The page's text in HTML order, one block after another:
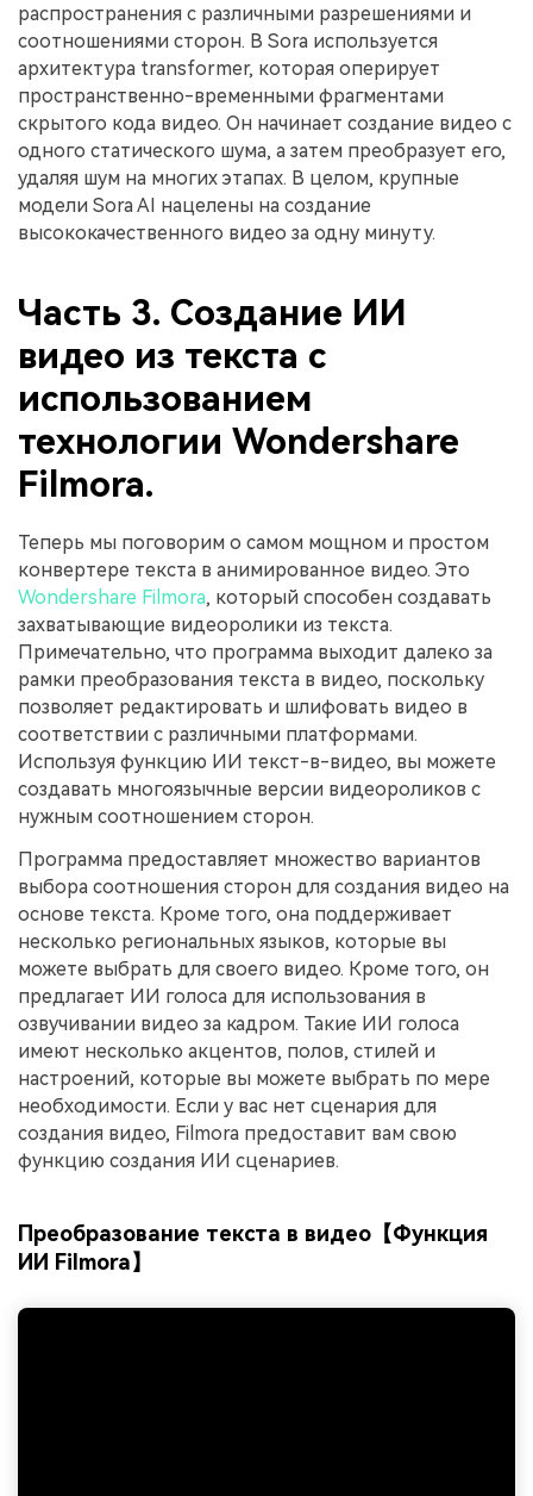
распространения с различными разрешениями и
соотношениями сторон. В Sora используется
архитектура transformer, которая оперирует
пространственно-временными фрагментами
скрытого кода видео. Он начинает создание видео с
одного статического шума, а затем преобразует его,
удаляя шум на многих этапах. В целом, крупные
модели Sora AI нацелены на создание
высококачественного видео за одну минуту.
Часть 3. Создание ИИ
видео из текста с
использованием
технологии Wondershare
Filmora.
Теперь мы поговорим о самом мощном и простом
конвертере текста в анимированное видео. Это
Wondershare Filmora, который способен создавать
захватывающие видеоролики из текста.
Примечательно, что программа выходит далеко за
рамки преобразования текста в видео, поскольку
позволяет редактировать и шлифовать видео в
соответствии с различными платформами.
Используя функцию ИИ текст-в-видео, вы можете
создавать многоязычные версии видеороликов с
нужным соотношением сторон.
Программа предоставляет множество вариантов
выбора соотношения сторон для создания видео на
основе текста. Кроме того, она поддерживает
несколько региональных языков, которые вы
можете выбрать для своего видео. Кроме того, он
предлагает ИИ голоса для использования в
озвучивании видео за кадром. Такие ИИ голоса
имеют несколько акцентов, полов, стилей и
настроений, которые вы можете выбрать по мере
необходимости. Если у вас нет сценария для
создания видео, Filmora предоставит вам свою
функцию создания ИИ сценариев.
Преобразование текста в видео【Функция
ИИ Filmora】